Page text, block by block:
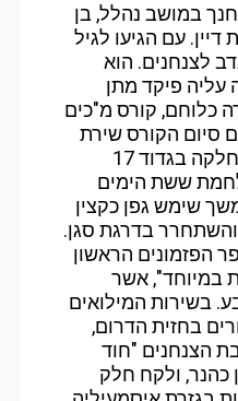
במושב נהלל, בן
עם הגיעו לגיל
לצנחנים. הוא
בפלוגה עליה פיקד מתן
כלוחם, קורס מ"כים
סיום הקורס שירת
בחטיבת גולני כמפקד מחלקה בגדוד 17
ששת הימים
שימש גפן כקצין
12 (ברק) והשתחרר בדרגת סגן.
את ספר הפזמונים הראשון
במיוחד", אשר
בשירות המילואים
בחזית הדרום,
של חטיבת הצנחנים "חוד
כהנר, ולקח חלק